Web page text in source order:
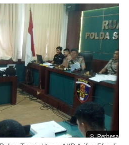
Perbesar